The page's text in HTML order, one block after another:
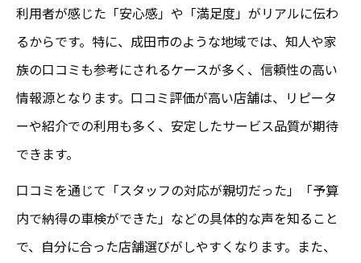
利用者が感じた「安心感」や「満足度」がリアルに伝わ
るからです。特に、成田市のような地域では、知人や家
族の口コミも参考にされるケースが多く、信頼性の高い
情報源となります。口コミ評価が高い店舗は、リピータ
ーや紹介での利用も多く、安定したサービス品質が期待
できます。
口コミを通じて「スタッフの対応が親切だった」「予算
内で納得の車検ができた」などの具体的な声を知ること
で、自分に合った店舗選びがしやすくなります。また、